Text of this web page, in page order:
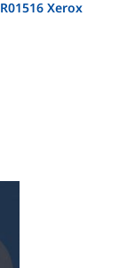
Xerox